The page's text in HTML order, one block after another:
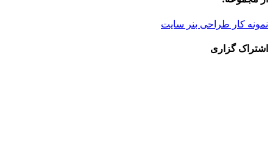
نمونه کار طراحی بنر سایت
اشتراک گزاری